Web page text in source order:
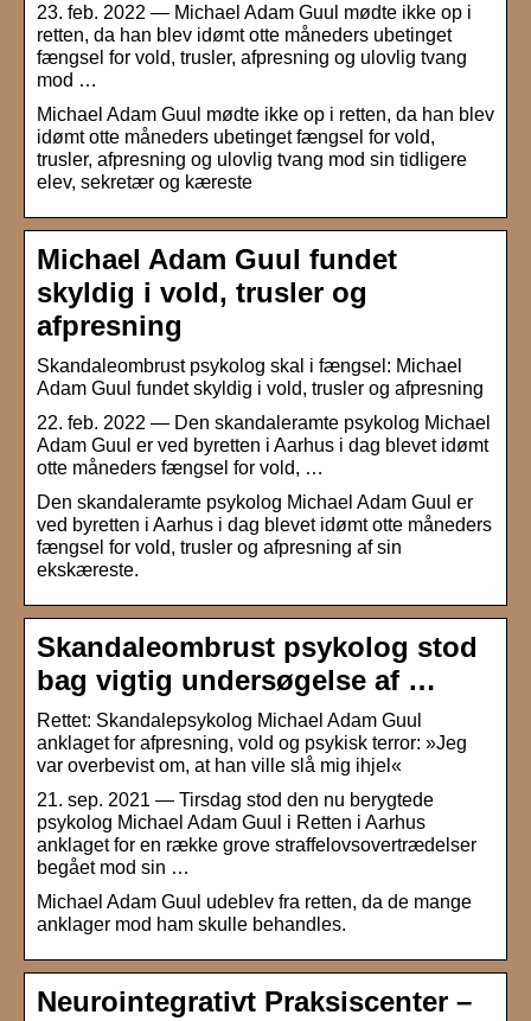
23. feb. 2022 — Michael Adam Guul mødte ikke op i
retten, da han blev idømt otte måneders ubetinget
fængsel for vold, trusler, afpresning og ulovlig tvang
mod …
Michael Adam Guul mødte ikke op i retten, da han blev
idømt otte måneders ubetinget fængsel for vold,
trusler, afpresning og ulovlig tvang mod sin tidligere
elev, sekretær og kæreste
Michael Adam Guul fundet
skyldig i vold, trusler og
afpresning
Skandaleombrust psykolog skal i fængsel: Michael
Adam Guul fundet skyldig i vold, trusler og afpresning
22. feb. 2022 — Den skandaleramte psykolog Michael
Adam Guul er ved byretten i Aarhus i dag blevet idømt
otte måneders fængsel for vold, …
Den skandaleramte psykolog Michael Adam Guul er
ved byretten i Aarhus i dag blevet idømt otte måneders
fængsel for vold, trusler og afpresning af sin
ekskæreste.
Skandaleombrust psykolog stod
bag vigtig undersøgelse af …
Rettet: Skandalepsykolog Michael Adam Guul
anklaget for afpresning, vold og psykisk terror: »Jeg
var overbevist om, at han ville slå mig ihjel«
21. sep. 2021 — Tirsdag stod den nu berygtede
psykolog Michael Adam Guul i Retten i Aarhus
anklaget for en række grove straffelovsovertrædelser
begået mod sin …
Michael Adam Guul udeblev fra retten, da de mange
anklager mod ham skulle behandles.
Neurointegrativt Praksiscenter –